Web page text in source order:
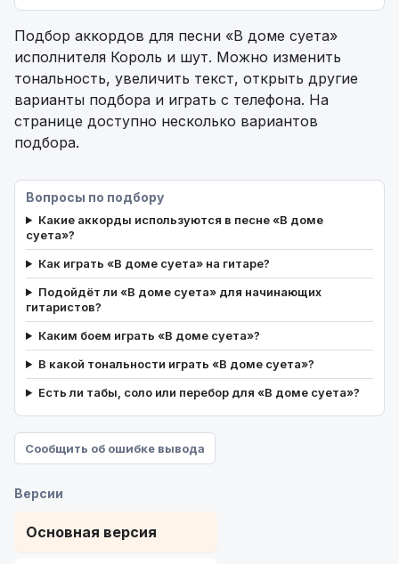
Версии
Основная версия
Сообщить об ошибке вывода
Подбор аккордов для песни «В доме суета»
исполнителя Король и шут. Можно изменить
тональность, увеличить текст, открыть другие
варианты подбора и играть с телефона. На
странице доступно несколько вариантов
подбора.
Вопросы по подбору
Какие аккорды используются в песне «В доме
суета»?
Как играть «В доме суета» на гитаре?
Подойдёт ли «В доме суета» для начинающих
гитаристов?
Каким боем играть «В доме суета»?
В какой тональности играть «В доме суета»?
Есть ли табы, соло или перебор для «В доме суета»?